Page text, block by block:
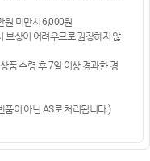
원 미만시 6,000원
보상이 어려우므로 권장하지 않
품 수령 후 7일 이상 경과한 경
품이 아닌 AS로 처리됩니다.)